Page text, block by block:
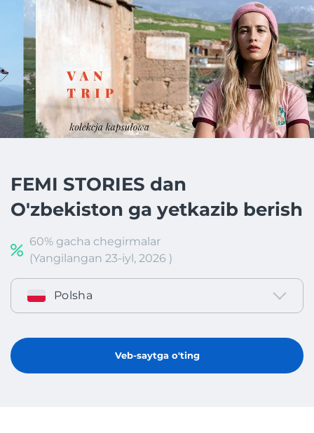
FEMI STORIES dan
O'zbekiston ga yetkazib berish
60% gacha chegirmalar
(Yangilangan 23-iyl, 2026 )
Polsha
Veb-saytga o'ting